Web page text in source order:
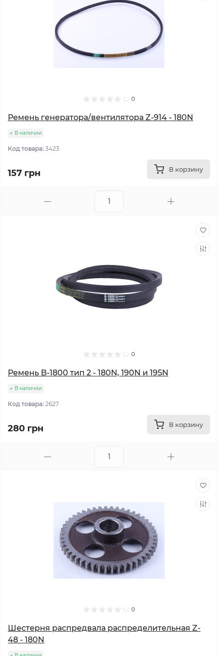
0
Ремень генератора/вентилятора Z-914 - 180N
В наличии
Код товара: 3423
157 грн В корзину
0
Ремень B-1800 тип 2 - 180N, 190N и 195N
В наличии
Код товара: 2627
280 грн В корзину
0
Шестерня распредвала распределительная Z-
48 - 180N